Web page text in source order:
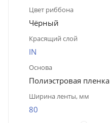
Цвет риббона
Чёрный
Красящий слой
IN
Основа
Полиэстровая пленка
Ширина ленты, мм
80